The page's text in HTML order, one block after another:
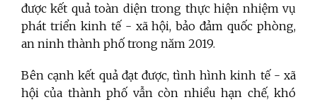
được kết quả toàn diện trong thực hiện nhiệm vụ
phát triển kinh tế - xã hội, bảo đảm quốc phòng,
an ninh thành phố trong năm 2019.
Bên cạnh kết quả đạt được, tình hình kinh tế - xã
hội của thành phố vẫn còn nhiều hạn chế, khó